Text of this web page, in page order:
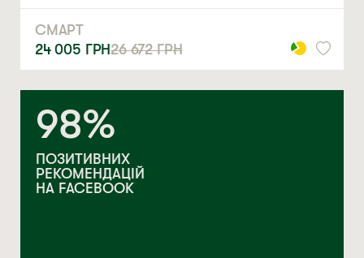
СМАРТ
24 005 ГРН26 672ГРН
98%
ПОЗИТИВНИХ
РЕКОМЕНДАЦІЙ
НА FACEBOOK